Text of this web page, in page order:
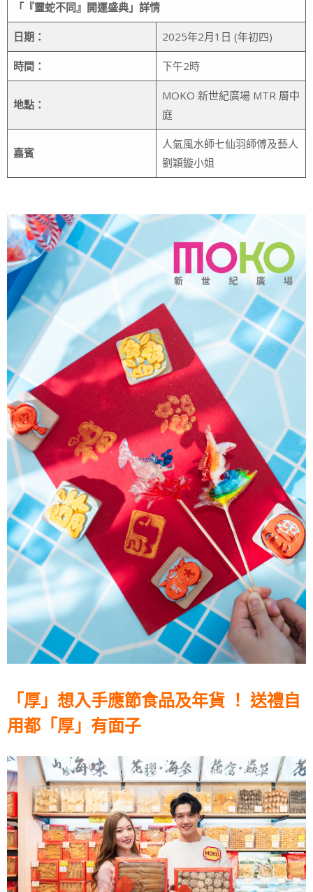
「『靈蛇不同』開運盛典」詳情
日期： 2025年2月1日 (年初四)
時間： 下午2時
地點：
MOKO 新世紀廣場 MTR 層中
庭
嘉賓
人氣風水師七仙羽師傅及藝人
劉穎鏇小姐
「厚」想入手應節食品及年貨 ！ 送禮自
用都「厚」有面子